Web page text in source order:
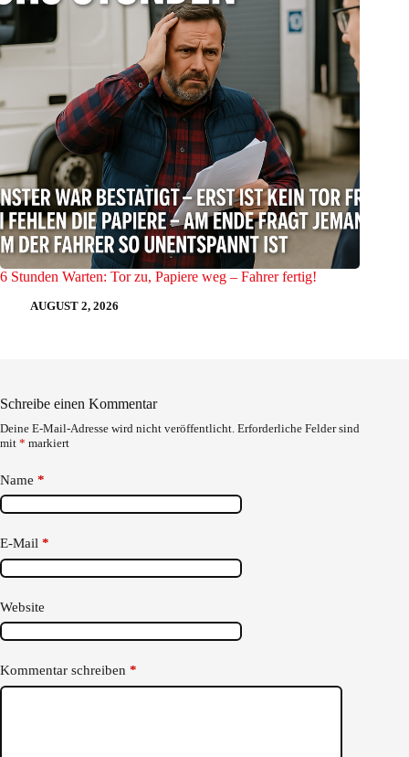
6 Stunden Warten: Tor zu, Papiere weg – Fahrer fertig!
AUGUST 2, 2026
Schreibe einen Kommentar
Deine E-Mail-Adresse wird nicht veröffentlicht. Erforderliche Felder sind
mit * markiert
Name *
E-Mail *
Website
Kommentar schreiben *